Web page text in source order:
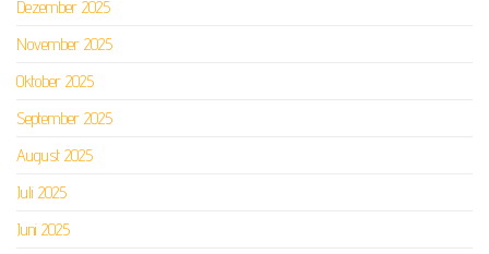
Dezember 2025
November 2025
Oktober 2025
September 2025
August 2025
Juli 2025
Juni 2025